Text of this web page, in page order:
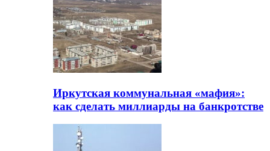
Иркутская коммунальная «мафия»:
как сделать миллиарды на банкротстве